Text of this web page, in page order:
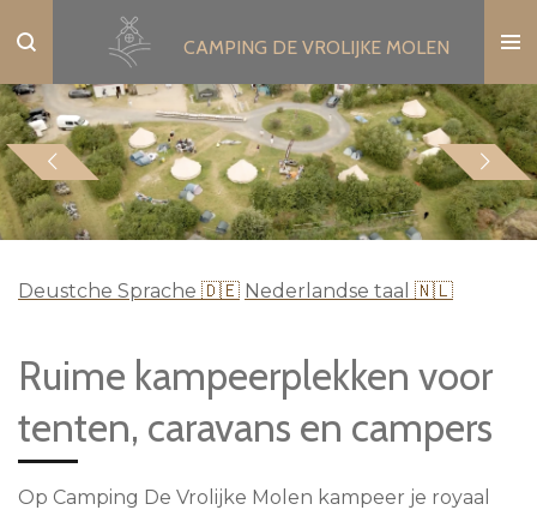
direct
naar
de
hoofdinhoud
CAMPING DE VROLIJKE MOLEN
Deustche Sprache 🇩🇪 Nederlandse taal 🇳🇱
Ruime kampeerplekken voor
tenten, caravans en campers
Op Camping De Vrolijke Molen kampeer je royaal